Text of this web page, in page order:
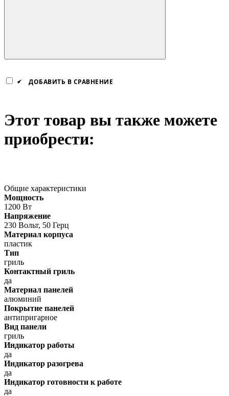
ДОБАВИТЬ В СРАВНЕНИЕ
Этот товар вы также можете
приобрести:
Общие характеристики
Мощность
1200 Вт
Напряжение
230 Вольт, 50 Герц
Материал корпуса
пластик
Тип
гриль
Контактный гриль
да
Материал панелей
алюминий
Покрытие панелей
антипригарное
Вид панели
гриль
Индикатор работы
да
Индикатор разогрева
да
Индикатор готовности к работе
да